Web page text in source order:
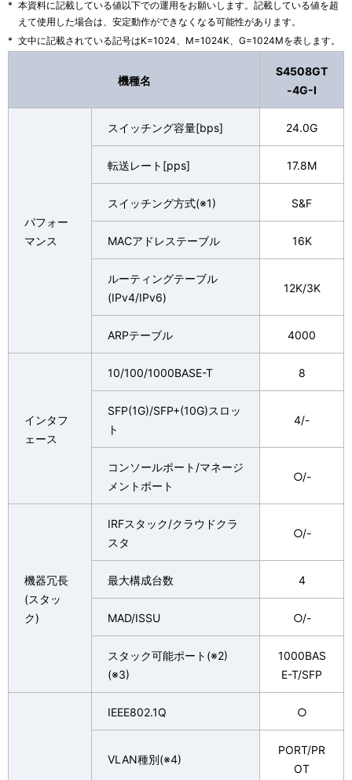
* 本資料に記載している値以下での運用をお願いします。記載している値を超
えて使用した場合は、安定動作ができなくなる可能性があります。
* 文中に記載されている記号はK=1024、M=1024K、G=1024Mを表します。
機種名
S4508GT
-4G-I
パフォー
マンス
スイッチング容量[bps] 24.0G
転送レート[pps] 17.8M
スイッチング方式(※1) S&F
MACアドレステーブル 16K
ルーティングテーブル
(IPv4/IPv6)
12K/3K
ARPテーブル 4000
インタフ
ェース
10/100/1000BASE-T 8
SFP(1G)/SFP+(10G)スロッ
ト
4/-
コンソールポート/マネージ
メントポート
○/-
機器冗長
(スタッ
ク)
IRFスタック/クラウドクラ
スタ
○/-
最大構成台数 4
MAD/ISSU ○/-
スタック可能ポート(※2)
(※3)
1000BAS
E-T/SFP
IEEE802.1Q ○
VLAN種別(※4)
PORT/PR
OT